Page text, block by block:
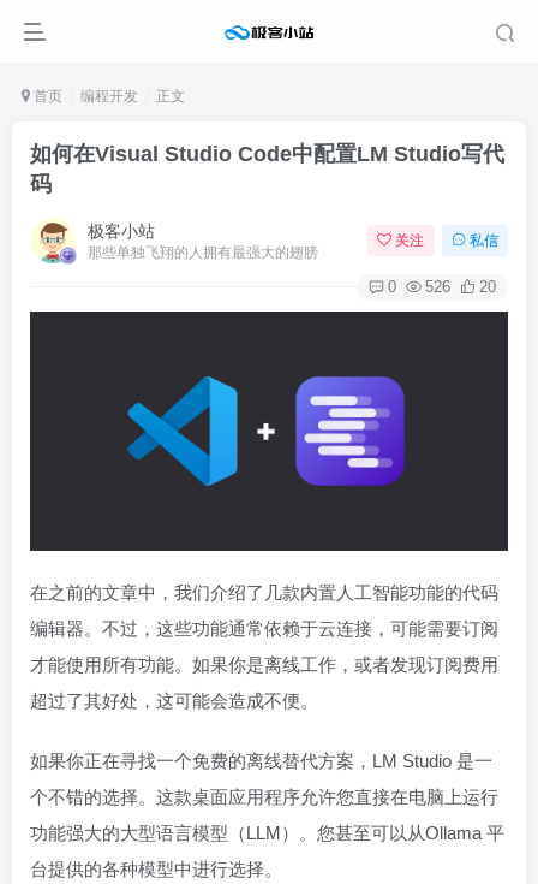
首页 编程开发 正文
如何在Visual Studio Code中配置LM Studio写代
码
极客小站
那些单独飞翔的人拥有最强大的翅膀
关注 私信
0 526 20
在之前的文章中，我们介绍了几款内置人工智能功能的代码
编辑器。不过，这些功能通常依赖于云连接，可能需要订阅
才能使用所有功能。如果你是离线工作，或者发现订阅费用
超过了其好处，这可能会造成不便。
如果你正在寻找一个免费的离线替代方案，LM Studio 是一
个不错的选择。这款桌面应用程序允许您直接在电脑上运行
功能强大的大型语言模型（LLM）。您甚至可以从Ollama 平
台提供的各种模型中进行选择。